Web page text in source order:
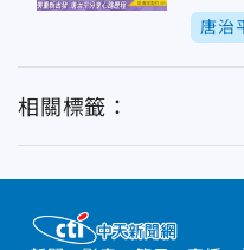
唐治
相關標籤：